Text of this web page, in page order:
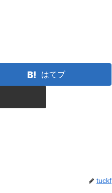
はてブ
tuckf